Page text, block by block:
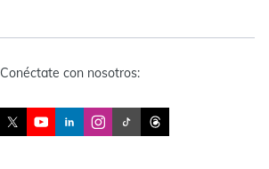
Conéctate con nosotros: